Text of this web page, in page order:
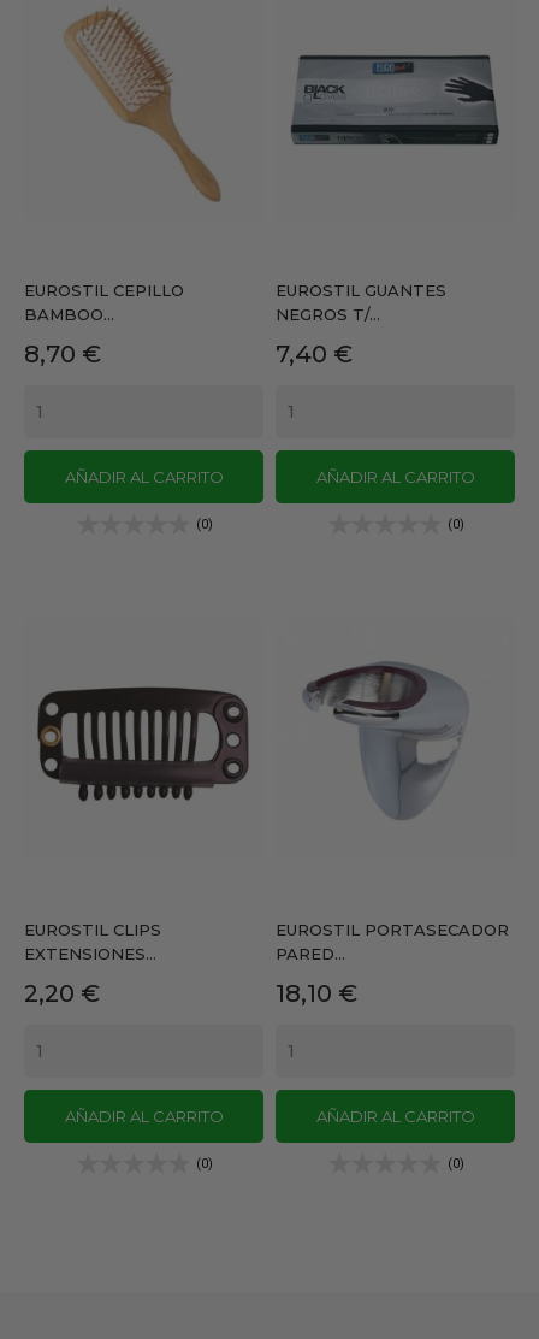
EUROSTIL CEPILLO
BAMBOO...
Precio
8,70 €
AÑADIR AL CARRITO
(0)
EUROSTIL GUANTES
NEGROS T/...
Precio
7,40 €
AÑADIR AL CARRITO
(0)
EUROSTIL CLIPS
EXTENSIONES...
Precio
2,20 €
AÑADIR AL CARRITO
(0)
EUROSTIL PORTASECADOR
PARED...
Precio
18,10 €
AÑADIR AL CARRITO
(0)